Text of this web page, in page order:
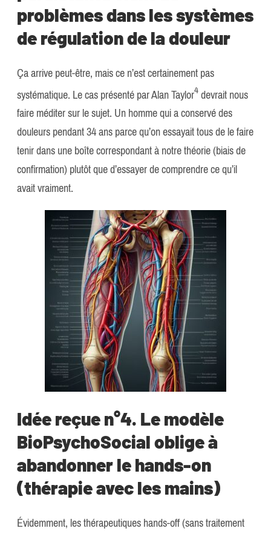
problèmes dans les systèmes
de régulation de la douleur
Ça arrive peut-être, mais ce n’est certainement pas
systématique. Le cas présenté par Alan Taylor​4​devrait nous
faire méditer sur le sujet. Un homme qui a conservé des
douleurs pendant 34 ans parce qu’on essayait tous de le faire
tenir dans une boîte correspondant à notre théorie (biais de
confirmation) plutôt que d’essayer de comprendre ce qu’il
avait vraiment.
Idée reçue n°4. Le modèle
BioPsychoSocial oblige à
abandonner le hands-on
(thérapie avec les mains)
Évidemment, les thérapeutiques hands-off (sans traitement